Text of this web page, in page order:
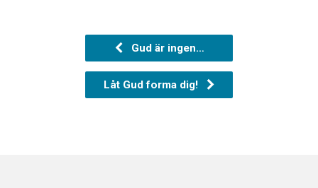
Gud är ingen…
Låt Gud forma dig!